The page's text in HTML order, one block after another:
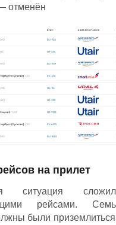
отменён
на прилет
ситуация
рейсами.
были